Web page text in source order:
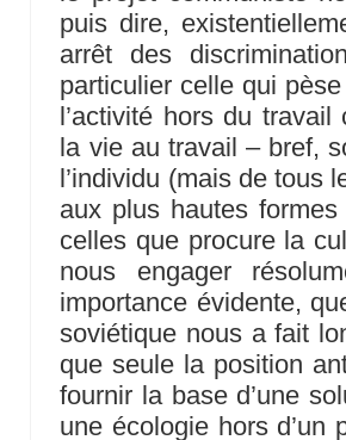
puis dire,
arrêt des
particulier celle qui
l’activité hors du
la vie au travail – bref,
l’individu (mais de tous
aux plus hautes
celles que procure la
nous engager
importance évidente,
soviétique nous a fait
que seule la position
fournir la base d’une
une écologie hors d’un